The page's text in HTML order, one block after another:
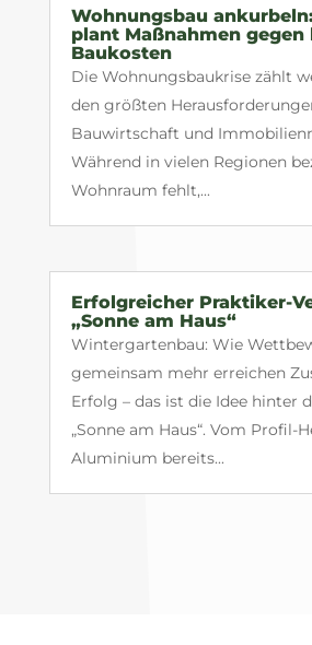
Wohnungsbau
plant Maßnahmen gegen
Baukosten
Die Wohnungsbaukrise zählt
den größten
Bauwirtschaft und
Während in vielen Regionen
Wohnraum fehlt,...
Erfolgreicher Praktiker-
„Sonne am Haus“
Wintergartenbau: Wie
gemeinsam mehr erreichen
Erfolg – das ist die Idee hinter
„Sonne am Haus“. Vom Profil-
Aluminium bereits...